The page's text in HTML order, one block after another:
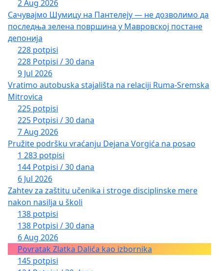
2 Aug 2026
Сачувајмо Шумицу на Пантелеју — не дозволимо да
последња зелена површина у Мавровској постане
депонија
228 potpisi
228 Potpisi / 30 dana
9 Jul 2026
Vratimo autobuska stajališta na relaciji Ruma-Sremska
Mitrovica
225 potpisi
225 Potpisi / 30 dana
7 Aug 2026
Pružite podršku vraćanju Dejana Vorgića na posao
1 283 potpisi
144 Potpisi / 30 dana
6 Jul 2026
Zahtev za zaštitu učenika i stroge disciplinske mere
nakon nasilja u školi
138 potpisi
138 Potpisi / 30 dana
6 Aug 2026
Povratak Zlatka Dalića kao izbornika
145 potpisi